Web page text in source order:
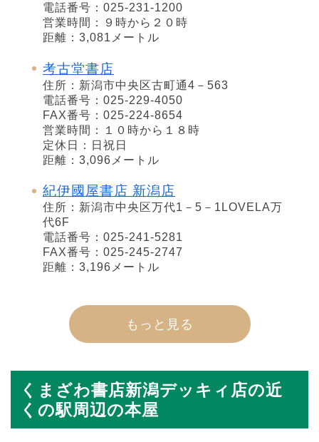
電話番号：025-231-1200
営業時間：９時から２０時
距離：3,081メートル
考古堂書店
住所：新潟市中央区古町通4－563
電話番号：025-229-4050
FAX番号：025-224-8654
営業時間：１０時から１８時
定休日：日祝日
距離：3,096メートル
紀伊國屋書店 新潟店
住所：新潟市中央区万代1－5－1LOVELA万
代6F
電話番号：025-241-5281
FAX番号：025-245-2747
距離：3,196メートル
もっと見る
くまざわ書店新潟デッキィ店の近
くの駅周辺の本屋